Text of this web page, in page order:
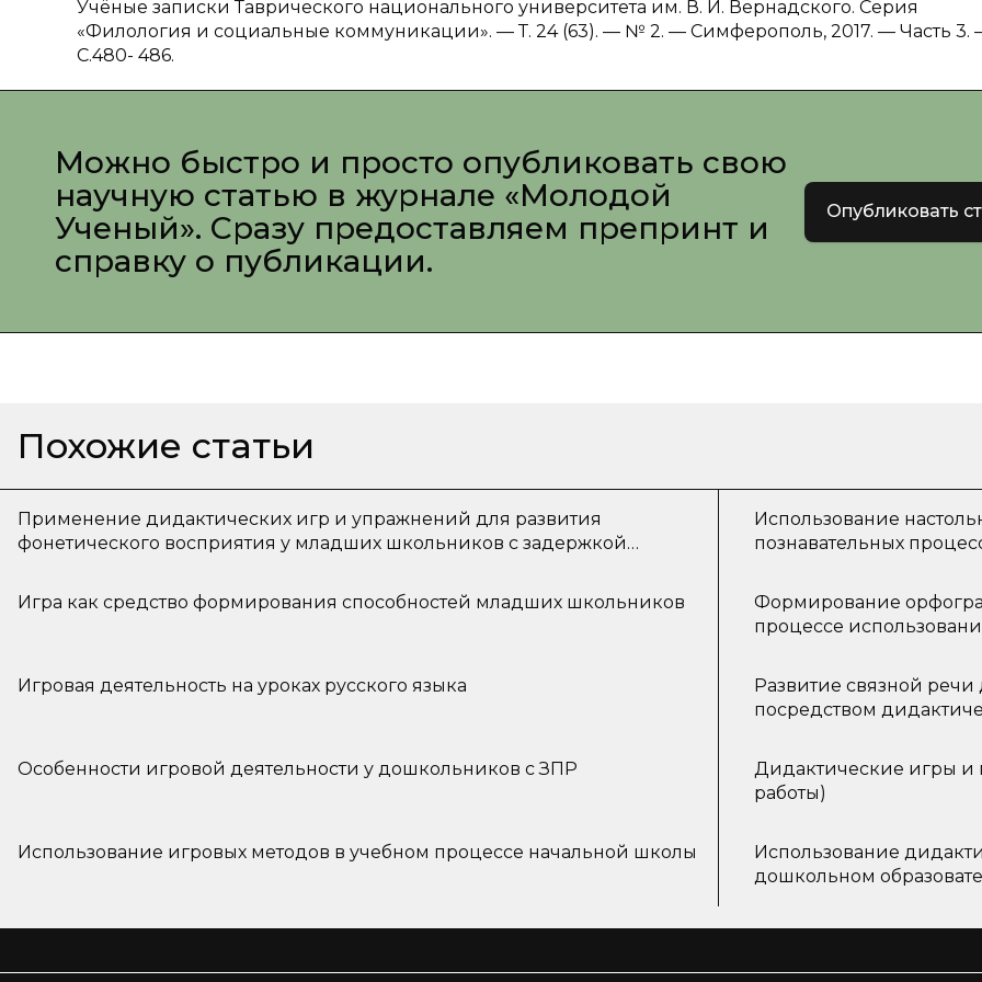
Учёные записки Таврического национального университета им. В. И. Вернадского. Серия
«Филология и социальные коммуникации». — Т. 24 (63). — № 2. — Симферополь, 2017. — Часть 3.
С.480- 486.
Можно быстро и просто опубликовать свою
научную статью в журнале «Молодой
Ученый». Сразу предоставляем препринт и
справку о публикации.
Опубликовать
Похожие статьи
Применение дидактических игр и упражнений для развития
фонетического восприятия у младших школьников с задержкой
Использование
познавательных
Игра как средство формирования способностей младших школьников
Формирование
процессе
Игровая деятельность на уроках русского языка
Развитие связной речи
посредством
Особенности игровой деятельности у дошкольников с ЗПР
Дидактические игры и
работы)
Использование игровых методов в учебном процессе начальной школы
Использование
дошкольном